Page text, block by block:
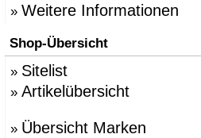
» Weitere Informationen
Shop-Übersicht
» Sitelist
» Artikelübersicht
» Übersicht Marken